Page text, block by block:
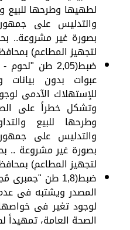
لطهيها وطرحها للبيع
والتدليس على
بصورة غير مشروعة..
لتجهيز المطاعم)
ضبط(2,05 طن
عبوات بدون
للإستهلاك الآدمى
وتشكل خطراً على
وطرحها للبيع
والتدليس على
بصورة غير مشروعة ..
لتجهيز المطاعم)
ضبط(1,8 طن
المصدر ويشتبه فى
لوجود تغير فى
الصحة العامة، تمهيداً